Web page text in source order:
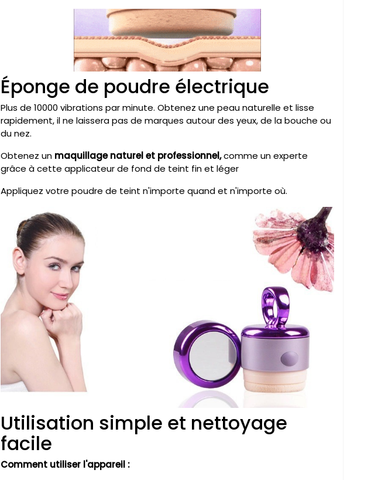
Éponge de poudre électrique
Plus de 10000 vibrations par minute. Obtenez une peau naturelle et lisse
rapidement, il ne laissera pas de marques autour des yeux, de la bouche ou
du nez.
Obtenez un maquillage naturel et professionnel,comme un experte
grâce à cette applicateur de fond de teint fin et léger
Appliquez votre poudre de teint n'importe quand et n'importe où.
Utilisation simple et nettoyage
facile
Comment utiliser l'appareil :